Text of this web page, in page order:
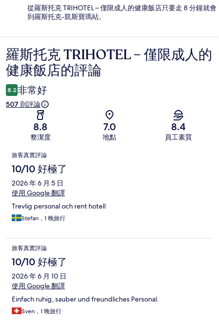
從羅斯托克 TRIHOTEL – 僅限成人的健康飯店只要走 8 分鐘就會
到羅斯托克-凱斯寶瑪站。
評
論
羅斯托克 TRIHOTEL – 僅限成人的
健康飯店的評論
8.2 非常好
507 則評論
8.8
整潔度
7.0
地點
8.4
員工素質
評
論
旅客真實評論
10/10 好極了
2026 年 6 月 5 日
使用 Google 翻譯
Trevlig personal och rent hotell
Stefan，1 晚旅行
旅客真實評論
10/10 好極了
2026 年 6 月 10 日
使用 Google 翻譯
Einfach ruhig, sauber und freundliches Personal.
Sven，1 晚旅行